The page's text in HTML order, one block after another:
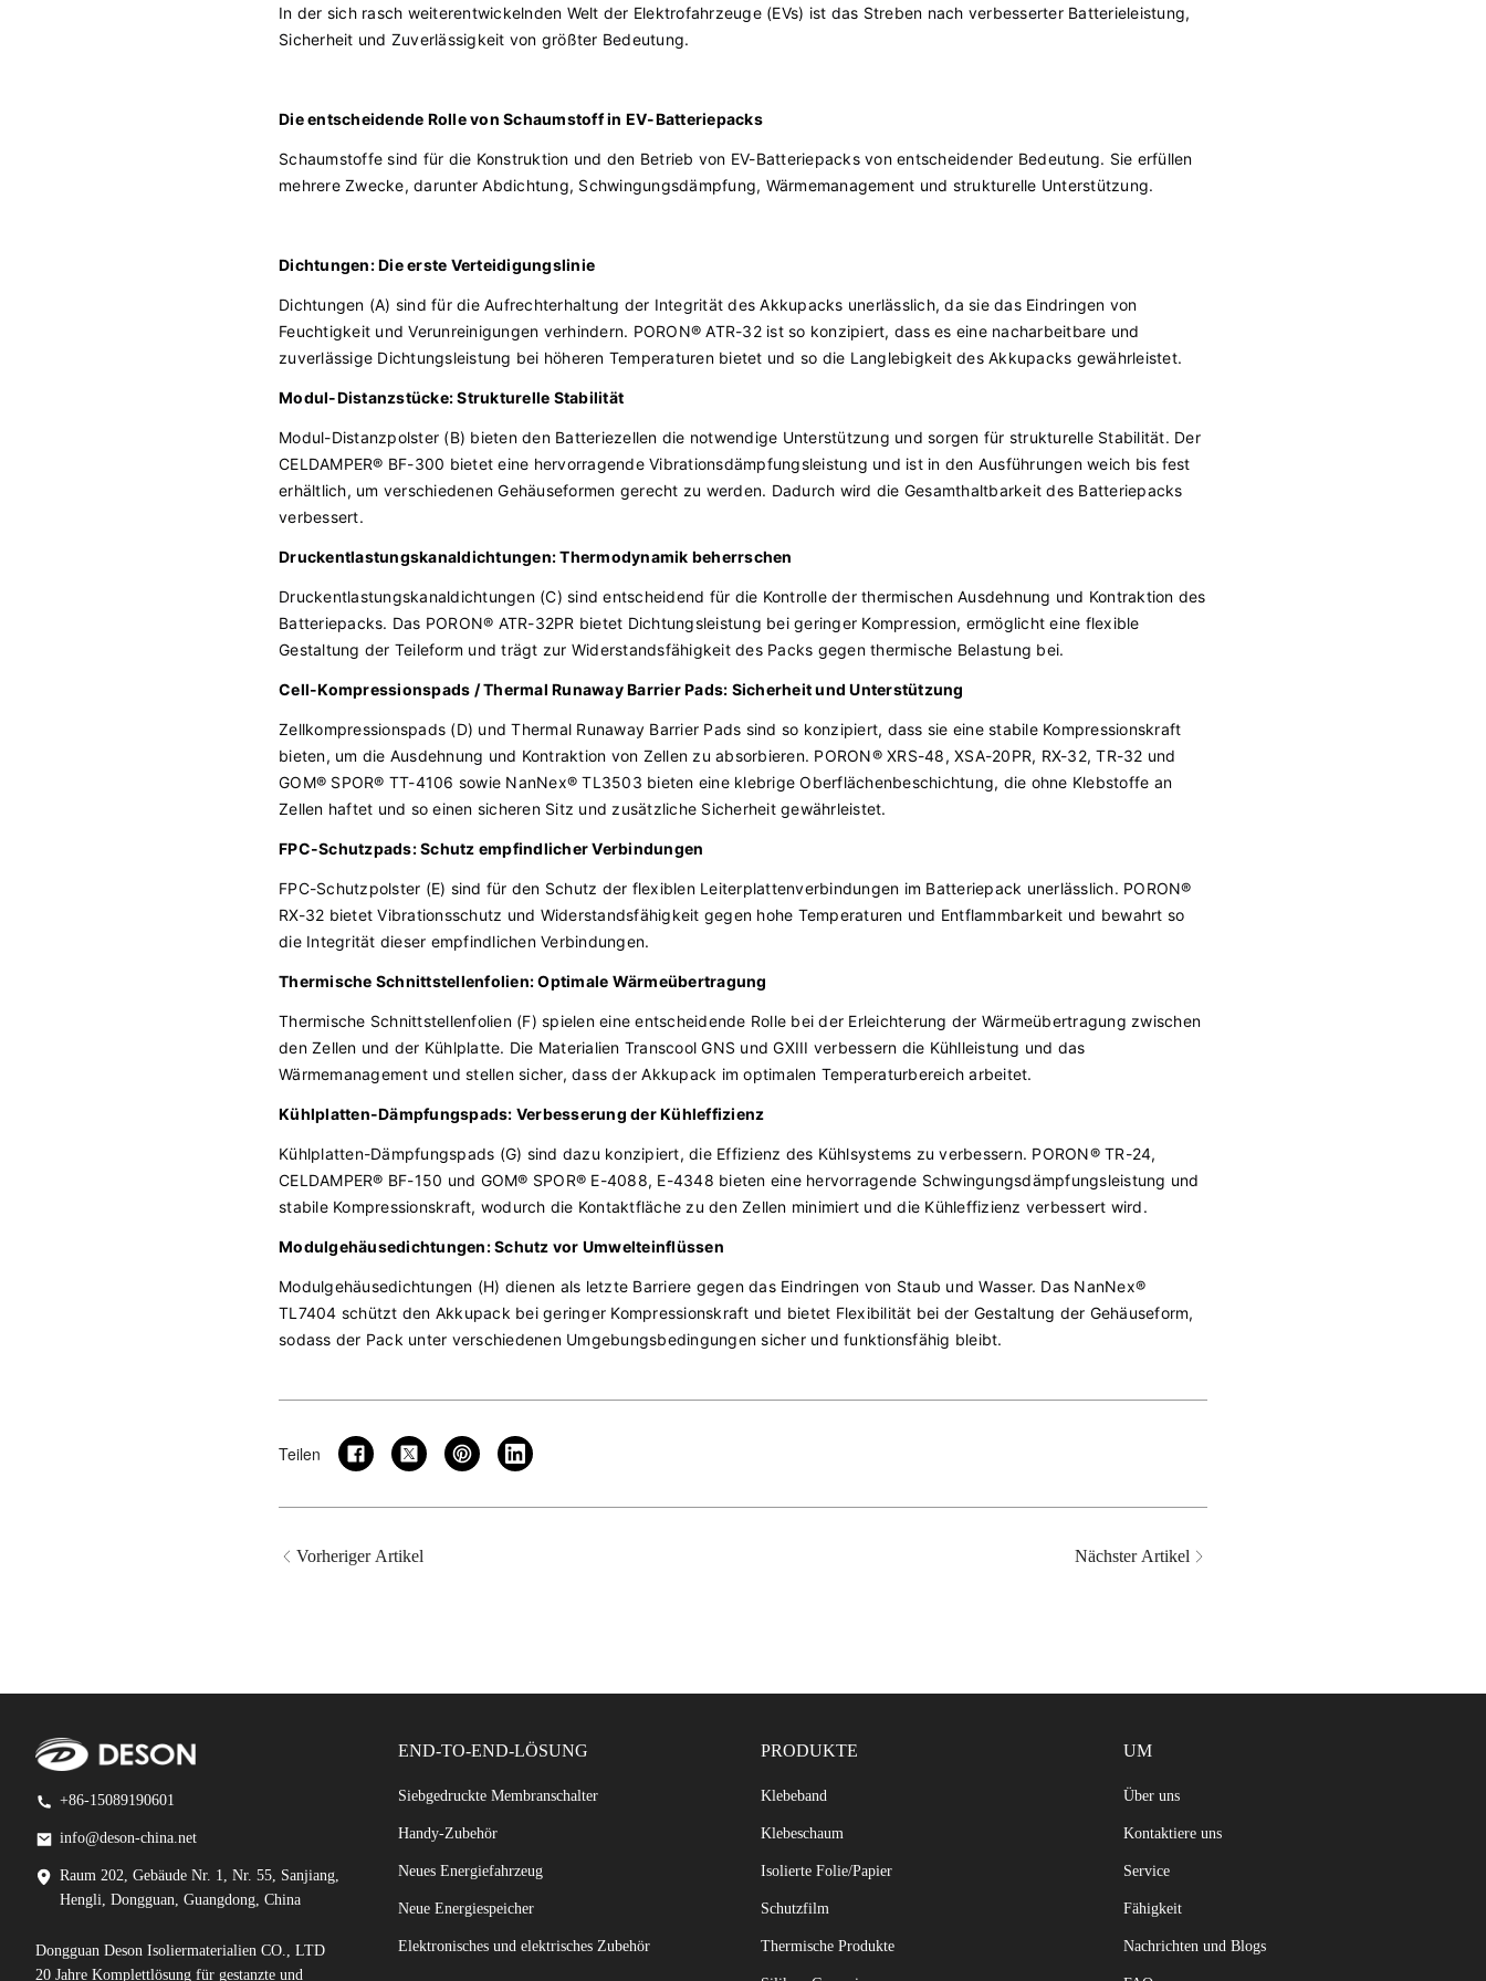
In der sich rasch weiterentwickelnden Welt der Elektrofahrzeuge (EVs) ist das Streben nach verbesserter Batterieleistung,
Sicherheit und Zuverlässigkeit von größter Bedeutung.
Die entscheidende Rolle von Schaumstoff in EV-Batteriepacks
Schaumstoffe sind für die Konstruktion und den Betrieb von EV-Batteriepacks von entscheidender Bedeutung. Sie erfüllen
mehrere Zwecke, darunter Abdichtung, Schwingungsdämpfung, Wärmemanagement und strukturelle Unterstützung.
Dichtungen: Die erste Verteidigungslinie
Dichtungen (A) sind für die Aufrechterhaltung der Integrität des Akkupacks unerlässlich, da sie das Eindringen von
Feuchtigkeit und Verunreinigungen verhindern. PORON® ATR-32 ist so konzipiert, dass es eine nacharbeitbare und
zuverlässige Dichtungsleistung bei höheren Temperaturen bietet und so die Langlebigkeit des Akkupacks gewährleistet.
Modul-Distanzstücke: Strukturelle Stabilität
Modul-Distanzpolster (B) bieten den Batteriezellen die notwendige Unterstützung und sorgen für strukturelle Stabilität. Der
CELDAMPER® BF-300 bietet eine hervorragende Vibrationsdämpfungsleistung und ist in den Ausführungen weich bis fest
erhältlich, um verschiedenen Gehäuseformen gerecht zu werden. Dadurch wird die Gesamthaltbarkeit des Batteriepacks
verbessert.
Druckentlastungskanaldichtungen: Thermodynamik beherrschen
Druckentlastungskanaldichtungen (C) sind entscheidend für die Kontrolle der thermischen Ausdehnung und Kontraktion des
Batteriepacks. Das PORON® ATR-32PR bietet Dichtungsleistung bei geringer Kompression, ermöglicht eine flexible
Gestaltung der Teileform und trägt zur Widerstandsfähigkeit des Packs gegen thermische Belastung bei.
Cell-Kompressionspads / Thermal Runaway Barrier Pads: Sicherheit und Unterstützung
Zellkompressionspads (D) und Thermal Runaway Barrier Pads sind so konzipiert, dass sie eine stabile Kompressionskraft
bieten, um die Ausdehnung und Kontraktion von Zellen zu absorbieren. PORON® XRS-48, XSA-20PR, RX-32, TR-32 und
GOM® SPOR® TT-4106 sowie NanNex® TL3503 bieten eine klebrige Oberflächenbeschichtung, die ohne Klebstoffe an
Zellen haftet und so einen sicheren Sitz und zusätzliche Sicherheit gewährleistet.
FPC-Schutzpads: Schutz empfindlicher Verbindungen
FPC-Schutzpolster (E) sind für den Schutz der flexiblen Leiterplattenverbindungen im Batteriepack unerlässlich. PORON®
RX-32 bietet Vibrationsschutz und Widerstandsfähigkeit gegen hohe Temperaturen und Entflammbarkeit und bewahrt so
die Integrität dieser empfindlichen Verbindungen.
Thermische Schnittstellenfolien: Optimale Wärmeübertragung
Thermische Schnittstellenfolien (F) spielen eine entscheidende Rolle bei der Erleichterung der Wärmeübertragung zwischen
den Zellen und der Kühlplatte. Die Materialien Transcool GNS und GXIII verbessern die Kühlleistung und das
Wärmemanagement und stellen sicher, dass der Akkupack im optimalen Temperaturbereich arbeitet.
Kühlplatten-Dämpfungspads: Verbesserung der Kühleffizienz
Kühlplatten-Dämpfungspads (G) sind dazu konzipiert, die Effizienz des Kühlsystems zu verbessern. PORON® TR-24,
CELDAMPER® BF-150 und GOM® SPOR® E-4088, E-4348 bieten eine hervorragende Schwingungsdämpfungsleistung und
stabile Kompressionskraft, wodurch die Kontaktfläche zu den Zellen minimiert und die Kühleffizienz verbessert wird.
Modulgehäusedichtungen: Schutz vor Umwelteinflüssen
Modulgehäusedichtungen (H) dienen als letzte Barriere gegen das Eindringen von Staub und Wasser. Das NanNex®
TL7404 schützt den Akkupack bei geringer Kompressionskraft und bietet Flexibilität bei der Gestaltung der Gehäuseform,
sodass der Pack unter verschiedenen Umgebungsbedingungen sicher und funktionsfähig bleibt.
Teilen
Vorheriger Artikel Nächster Artikel
+86-15089190601
info@deson-china.net
Raum 202, Gebäude Nr. 1, Nr. 55, Sanjiang,
Hengli, Dongguan, Guangdong, China
Dongguan Deson Isoliermaterialien CO., LTD
20 Jahre Komplettlösung für gestanzte und
END-TO-END-LÖSUNG
Siebgedruckte Membranschalter
Handy-Zubehör
Neues Energiefahrzeug
Neue Energiespeicher
Elektronisches und elektrisches Zubehör
PRODUKTE
Klebeband
Klebeschaum
Isolierte Folie/Papier
Schutzfilm
Thermische Produkte
UM
Über uns
Kontaktiere uns
Service
Fähigkeit
Nachrichten und Blogs